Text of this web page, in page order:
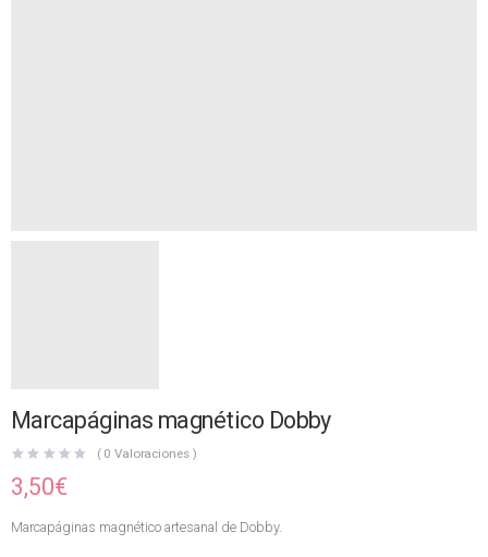
Marcapáginas magnético Dobby
( 0 Valoraciones )
3,50€
Marcapáginas magnético artesanal de Dobby.